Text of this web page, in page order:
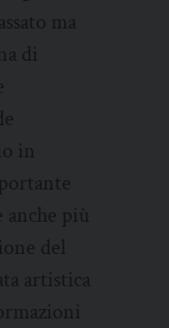
ma
di
in
più
del
artistica